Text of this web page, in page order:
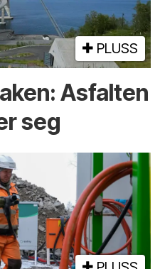
PLUSS
Asfalten
seg